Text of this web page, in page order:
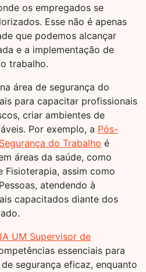
os empregados se
Esse não é apenas
que podemos alcançar
e a implementação de
trabalho.
área de segurança do
para capacitar profissionais
criar ambientes de
Por exemplo, a Pós-
do Trabalho é
áreas da saúde, como
Fisioterapia, assim como
atendendo à
capacitados diante dos
UM Supervisor de
essenciais para
segurança eficaz, enquanto